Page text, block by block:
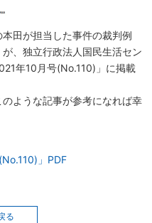
田が担当した事件の裁判例
が、独立行政法人国民生活セン
年10月号(No.110)」に掲載
ような記事が参考になれば幸
」PDF
る